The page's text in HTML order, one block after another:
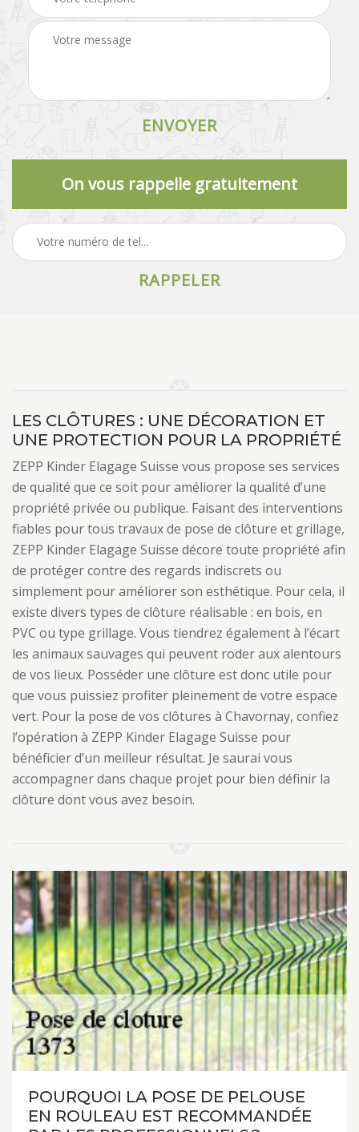
On vous rappelle gratuitement
LES CLÔTURES : UNE DÉCORATION ET
UNE PROTECTION POUR LA PROPRIÉTÉ
ZEPP Kinder Elagage Suisse vous propose ses services
de qualité que ce soit pour améliorer la qualité d’une
propriété privée ou publique. Faisant des interventions
fiables pour tous travaux de pose de clôture et grillage,
ZEPP Kinder Elagage Suisse décore toute propriété afin
de protéger contre des regards indiscrets ou
simplement pour améliorer son esthétique. Pour cela, il
existe divers types de clôture réalisable : en bois, en
PVC ou type grillage. Vous tiendrez également à l’écart
les animaux sauvages qui peuvent roder aux alentours
de vos lieux. Posséder une clôture est donc utile pour
que vous puissiez profiter pleinement de votre espace
vert. Pour la pose de vos clôtures à Chavornay, confiez
l’opération à ZEPP Kinder Elagage Suisse pour
bénéficier d’un meilleur résultat. Je saurai vous
accompagner dans chaque projet pour bien définir la
clôture dont vous avez besoin.
POURQUOI LA POSE DE PELOUSE
EN ROULEAU EST RECOMMANDÉE